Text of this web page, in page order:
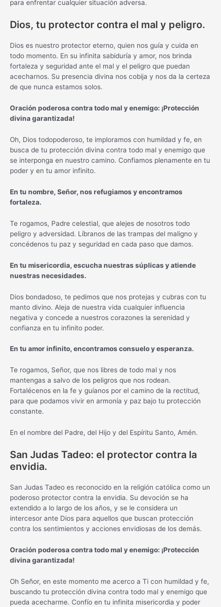
para enfrentar cualquier situación adversa.
Dios, tu protector contra el mal y peligro.
Dios es nuestro protector eterno, quien nos guía y cuida en
todo momento. En su infinita sabiduría y amor, nos brinda
fortaleza y seguridad ante el mal y el peligro que puedan
acecharnos. Su presencia divina nos cobija y nos da la certeza
de que nunca estamos solos.
Oración poderosa contra todo mal y enemigo: ¡Protección
divina garantizada!
Oh, Dios todopoderoso, te imploramos con humildad y fe, en
busca de tu protección divina contra todo mal y enemigo que
se interponga en nuestro camino. Confiamos plenamente en tu
poder y en tu amor infinito.
En tu nombre, Señor, nos refugiamos y encontramos
fortaleza.
Te rogamos, Padre celestial, que alejes de nosotros todo
peligro y adversidad. Líbranos de las trampas del maligno y
concédenos tu paz y seguridad en cada paso que damos.
En tu misericordia, escucha nuestras súplicas y atiende
nuestras necesidades.
Dios bondadoso, te pedimos que nos protejas y cubras con tu
manto divino. Aleja de nuestra vida cualquier influencia
negativa y concede a nuestros corazones la serenidad y
confianza en tu infinito poder.
En tu amor infinito, encontramos consuelo y esperanza.
Te rogamos, Señor, que nos libres de todo mal y nos
mantengas a salvo de los peligros que nos rodean.
Fortalécenos en la fe y guíanos por el camino de la rectitud,
para que podamos vivir en armonía y paz bajo tu protección
constante.
En el nombre del Padre, del Hijo y del Espíritu Santo, Amén.
San Judas Tadeo: el protector contra la
envidia.
San Judas Tadeo es reconocido en la religión católica como un
poderoso protector contra la envidia. Su devoción se ha
extendido a lo largo de los años, y se le considera un
intercesor ante Dios para aquellos que buscan protección
contra los sentimientos y acciones envidiosas de los demás.
Oración poderosa contra todo mal y enemigo: ¡Protección
divina garantizada!
Oh Señor, en este momento me acerco a Ti con humildad y fe,
buscando tu protección divina contra todo mal y enemigo que
pueda acecharme. Confío en tu infinita misericordia y poder